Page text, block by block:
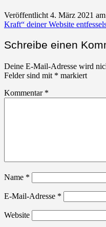
Veröffentlicht 4. März 2021 am
Kraft“ deiner Website
Schreibe einen
Deine E-Mail-Adresse wird
Felder sind mit * markiert
Kommentar *
Name *
E-Mail-Adresse *
Website